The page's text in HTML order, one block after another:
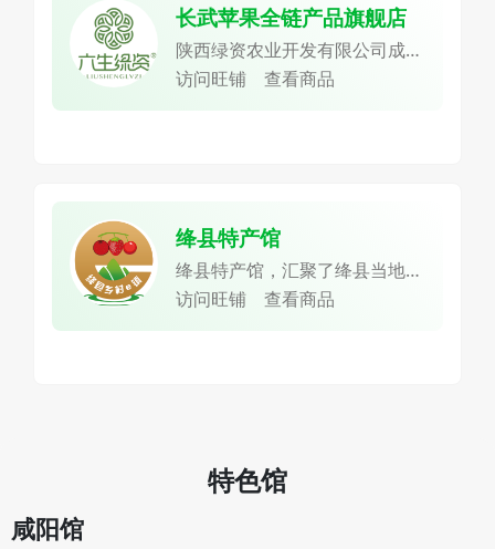
长武苹果全链产品旗舰店
陕西绿资农业开发有限公司成立
于2013年，位于长武县五里铺
访问旺铺 查看商品
绛县特产馆
绛县特产馆，汇聚了绛县当地丰
富多样的农货产品，致力于将绛
年就被农业部确定为全国七大山
楂基地县之一，如今更是全国最
访问旺铺 查看商品
特色馆
咸阳馆